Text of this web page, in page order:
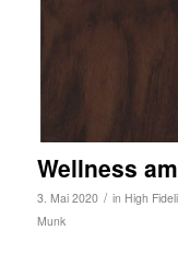
Wellness
3. Mai 2020 / in High
Munk